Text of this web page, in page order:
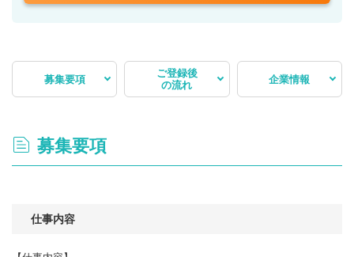
募集要項
ご登録後
の流れ
企業情報
募集要項
仕事内容